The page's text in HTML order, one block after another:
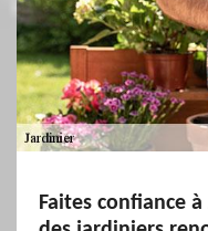
Faites confiance